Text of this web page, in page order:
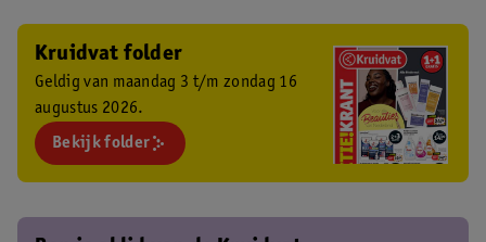
Kruidvat folder
Geldig van maandag 3 t/m zondag 16
augustus 2026.
Bekijk folder